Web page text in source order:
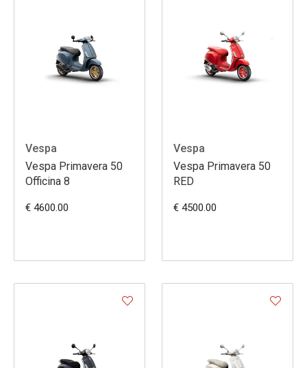
Vespa
Vespa Primavera 50
Officina 8
€ 4600.00
Vespa
Vespa Primavera 50
RED
€ 4500.00